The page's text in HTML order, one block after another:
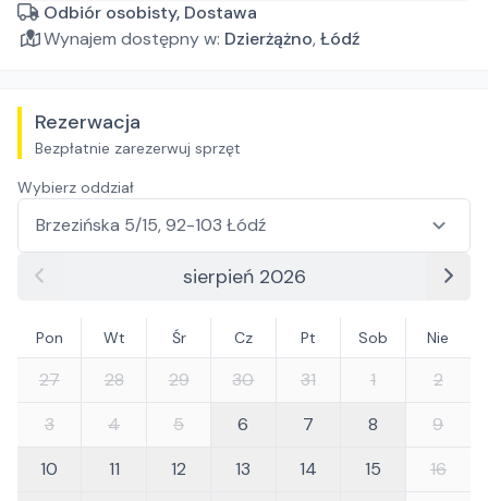
Odbiór osobisty, Dostawa
Wynajem dostępny w: Dzierżążno,Łódź
Rezerwacja
Bezpłatnie zarezerwuj sprzęt
Wybierz oddział
sierpień 2026
Pon Wt Śr Cz Pt Sob Nie
27 28 29 30 31 1
2
3
4 5 6 7 8
9
10
11 12 13 14 15
16